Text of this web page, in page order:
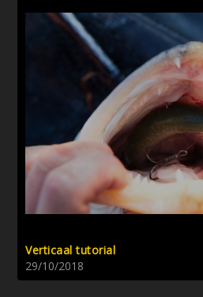
Verticaal tutorial
29/10/2018